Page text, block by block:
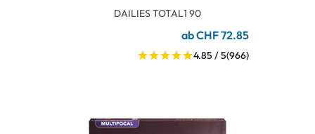
DAILIES TOTAL1 90
ab CHF 72.85
4.85 / 5(966)